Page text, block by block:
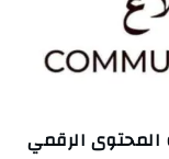
المحتوى الرقمي